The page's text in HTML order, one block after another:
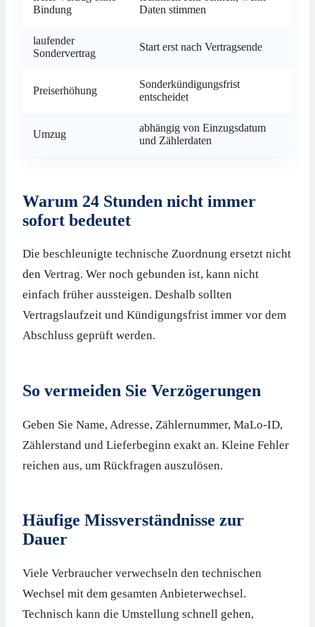
Bindung
Daten stimmen
laufender
Sondervertrag
Start erst nach Vertragsende
Preiserhöhung
Sonderkündigungsfrist
entscheidet
Umzug
abhängig von Einzugsdatum
und Zählerdaten
Warum 24 Stunden nicht immer
sofort bedeutet
Die beschleunigte technische Zuordnung ersetzt nicht
den Vertrag. Wer noch gebunden ist, kann nicht
einfach früher aussteigen. Deshalb sollten
Vertragslaufzeit und Kündigungsfrist immer vor dem
Abschluss geprüft werden.
So vermeiden Sie Verzögerungen
Geben Sie Name, Adresse, Zählernummer, MaLo-ID,
Zählerstand und Lieferbeginn exakt an. Kleine Fehler
reichen aus, um Rückfragen auszulösen.
Häufige Missverständnisse zur
Dauer
Viele Verbraucher verwechseln den technischen
Wechsel mit dem gesamten Anbieterwechsel.
Technisch kann die Umstellung schnell gehen,